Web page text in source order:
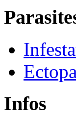
Infos